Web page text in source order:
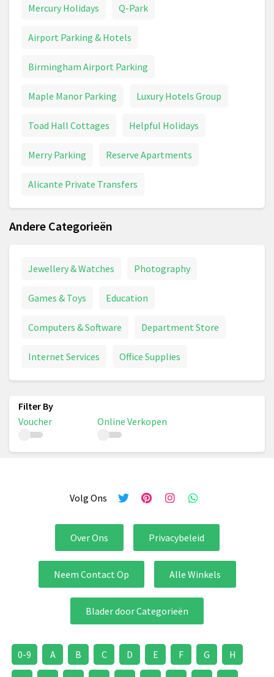
Mercury Holidays Q-Park
Airport Parking & Hotels
Birmingham Airport Parking
Maple Manor Parking Luxury Hotels Group
Toad Hall Cottages Helpful Holidays
Merry Parking Reserve Apartments
Alicante Private Transfers
Andere Categorieën
Jewellery & Watches Photography
Games & Toys Education
Computers & Software Department Store
Internet Services Office Supplies
Voucher Online Verkopen
Volg Ons
Over Ons Privacybeleid
Neem Contact Op Alle Winkels
Blader door Categorieën
0-9 A B C D E F G H